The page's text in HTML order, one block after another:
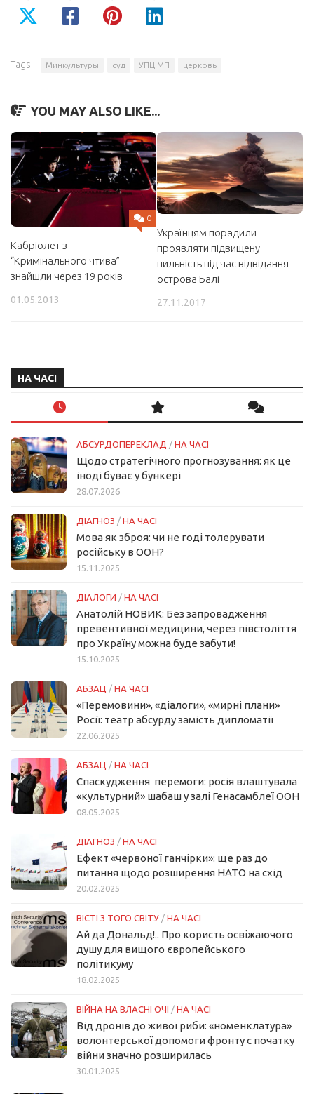
Tags: Минкультуры суд УПЦ МП церковь
YOU MAY ALSO LIKE...
0
Кабріолет з
“Кримінального чтива”
знайшли через 19 років
01.05.2013
Українцям порадили
проявляти підвищену
пильність під час відвідання
острова Балі
27.11.2017
НА ЧАСІ
АБСУРДОПЕРЕКЛАД / НА ЧАСІ
Щодо стратегічного прогнозування: як це
іноді буває у бункері
28.07.2026
ДІАГНОЗ / НА ЧАСІ
Мова як зброя: чи не годі толерувати
російську в ООН?
15.11.2025
ДІАЛОГИ / НА ЧАСІ
Анатолій НОВИК: Без запровадження
превентивної медицини, через півстоліття
про Україну можна буде забути!
15.10.2025
АБЗАЦ / НА ЧАСІ
«Перемовини», «діалоги», «мирні плани»
Росії: театр абсурду замість дипломатії
22.06.2025
АБЗАЦ / НА ЧАСІ
Спаскудження перемоги: росія влаштувала
«культурний» шабаш у залі Генасамблеї ООН
08.05.2025
ДІАГНОЗ / НА ЧАСІ
Ефект «червоної ганчірки»: ще раз до
питання щодо розширення НАТО на схід
20.02.2025
ВІСТІ З ТОГО СВІТУ / НА ЧАСІ
Ай да Дональд!.. Про користь освіжаючого
душу для вищого європейського
політикуму
18.02.2025
ВІЙНА НА ВЛАСНІ ОЧІ / НА ЧАСІ
Від дронів до живої риби: «номенклатура»
волонтерської допомоги фронту с початку
війни значно розширилась
30.01.2025